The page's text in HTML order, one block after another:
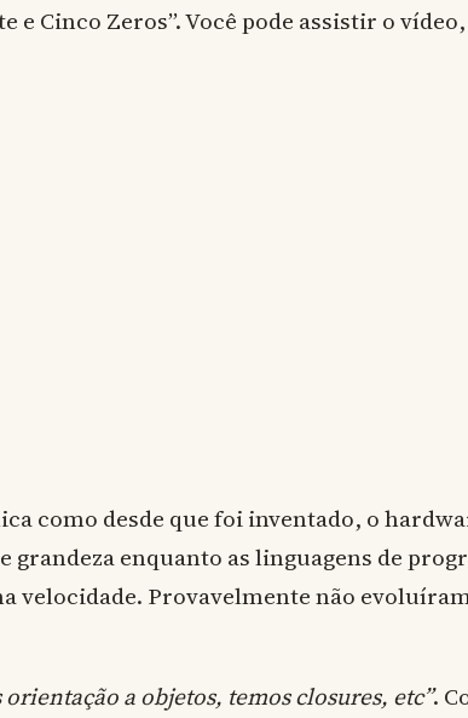
e Cinco Zeros”. Você pode assistir o
como desde que foi inventado, o
grandeza enquanto as linguagens de
velocidade. Provavelmente não
orientação a objetos, temos closures, etc”.